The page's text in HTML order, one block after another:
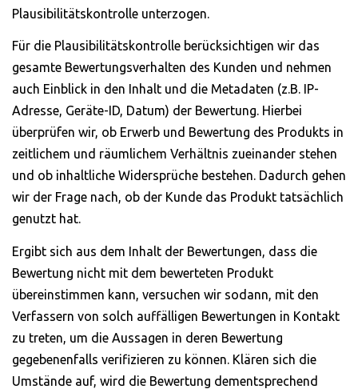
Plausibilitätskontrolle unterzogen.
Für die Plausibilitätskontrolle berücksichtigen wir das
gesamte Bewertungsverhalten des Kunden und nehmen
auch Einblick in den Inhalt und die Metadaten (z.B. IP-
Adresse, Geräte-ID, Datum) der Bewertung. Hierbei
überprüfen wir, ob Erwerb und Bewertung des Produkts in
zeitlichem und räumlichem Verhältnis zueinander stehen
und ob inhaltliche Widersprüche bestehen. Dadurch gehen
wir der Frage nach, ob der Kunde das Produkt tatsächlich
genutzt hat.
Ergibt sich aus dem Inhalt der Bewertungen, dass die
Bewertung nicht mit dem bewerteten Produkt
übereinstimmen kann, versuchen wir sodann, mit den
Verfassern von solch auffälligen Bewertungen in Kontakt
zu treten, um die Aussagen in deren Bewertung
gegebenenfalls verifizieren zu können. Klären sich die
Umstände auf, wird die Bewertung dementsprechend